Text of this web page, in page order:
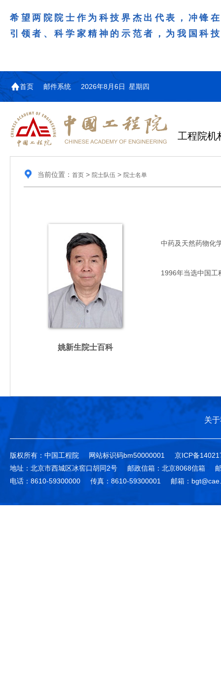
希望两院院士作为科技界杰出代表，冲锋
引领者、科学家精神的示范者，为我国科
首页 邮件系统 2026年8月6日 星期四
工程院机
当前位置： 首页> 院士队伍 > 院士名单
姚新生院士百科
中药及天然药物化学
1996年当选中国工
关
版权所有：中国工程院 网站标识码bm50000001
京ICP备
地址：北京市西城区冰窖口胡同2号
邮政信箱：北京8068信箱
电话：8610-59300000
传真：8610-59300001 邮箱：